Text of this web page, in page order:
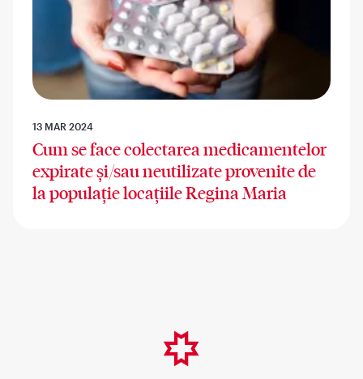
13 MAR 2024
Cum se face colectarea medicamentelor
expirate și/sau neutilizate provenite de
la populație locațiile Regina Maria